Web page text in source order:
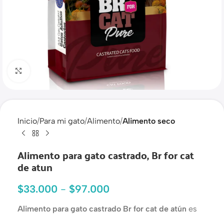
Haga clic para ampliar
Inicio Para mi gato Alimento Alimento seco
Alimento para gato castrado, Br for cat
de atun
$33.000 - $97.000
Alimento para gato castrado Br for cat de atún es